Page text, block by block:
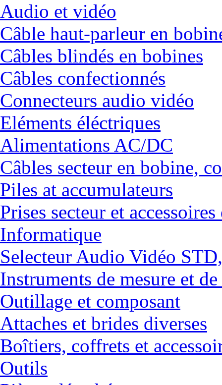
Audio et vidéo
Câble haut-parleur en
Câbles blindés en bobines
Câbles confectionnés
Connecteurs audio vidéo
Eléments éléctriques
Alimentations AC/DC
Câbles secteur en bobine,
Piles at accumulateurs
Prises secteur et
Informatique
Selecteur Audio Vidéo
Instruments de mesure et
Outillage et composant
Attaches et brides diverses
Boîtiers, coffrets et
Outils